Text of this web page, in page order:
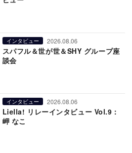
インタビュー 2026.08.06
スパフル＆世が世＆SHY グループ座
談会
インタビュー 2026.08.06
Liella! リレーインタビュー Vol.9：
岬 なこ